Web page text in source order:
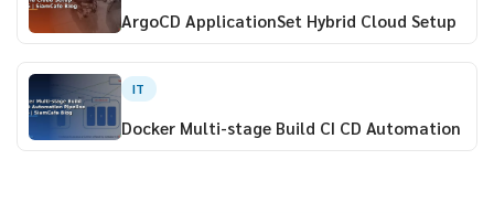
ArgoCD ApplicationSet Hybrid Cloud Setup
IT
Docker Multi-stage Build CI CD Automation